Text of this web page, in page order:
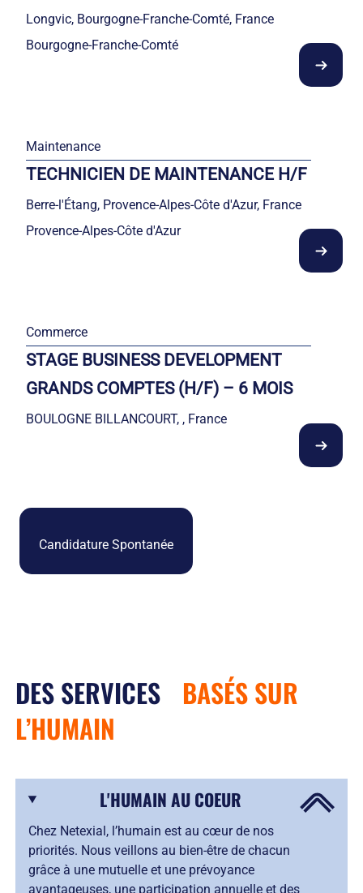
Longvic, Bourgogne-Franche-Comté, France
Bourgogne-Franche-Comté
Maintenance
TECHNICIEN DE MAINTENANCE H/F
Berre-l'Étang, Provence-Alpes-Côte d'Azur, France
Provence-Alpes-Côte d'Azur
Commerce
STAGE BUSINESS DEVELOPMENT
GRANDS COMPTES (H/F) – 6 MOIS
BOULOGNE BILLANCOURT, , France
Candidature Spontanée
DES SERVICES BASÉS SUR
L’HUMAIN
L'HUMAIN AU COEUR
Chez Netexial, l’humain est au cœur de nos
priorités. Nous veillons au bien-être de chacun
grâce à une mutuelle et une prévoyance
avantageuses, une participation annuelle et des